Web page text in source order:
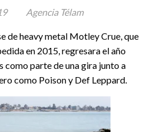
de heavy metal Motley Crue, que
en 2015, regresara el año
como parte de una gira junto a
como Poison y Def Leppard.
Agencia Télam